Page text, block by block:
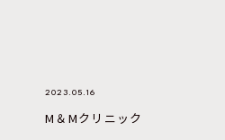
2023.05.16
M＆Mクリニック